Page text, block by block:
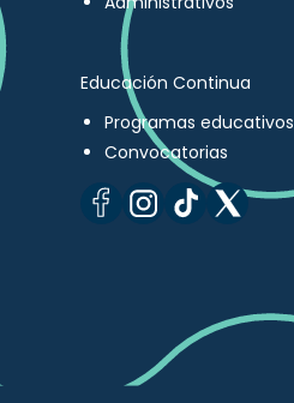
Educación Continua
Programas educativos
Convocatorias